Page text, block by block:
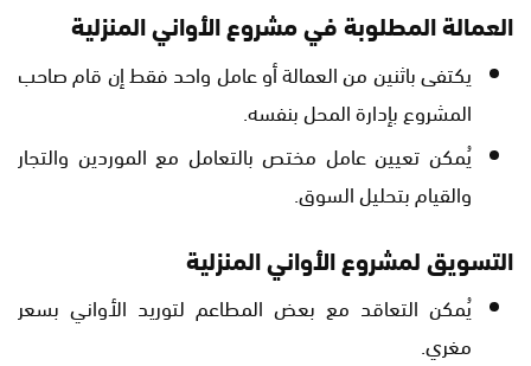
العمالة المطلوبة في مشروع الأواني المنزلية
يكتفى باثنين من العمالة أو عامل واحد فقط إن قام صاحب
المشروع بإدارة المحل بنفسه.
يُمكن تعيين عامل مختص بالتعامل مع الموردين والتجار
والقيام بتحليل السوق.
التسويق لمشروع الأواني المنزلية
يُمكن التعاقد مع بعض المطاعم لتوريد الأواني بسعر
مغري.